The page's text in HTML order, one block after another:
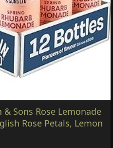
& Sons Rose Lemonade
Rose Petals, Lemon